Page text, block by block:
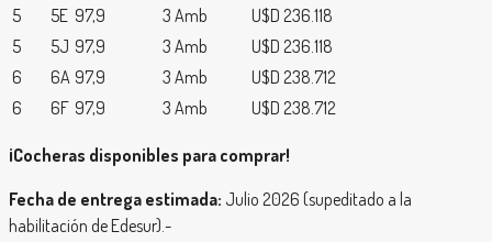
5
5E 97,9 3 Amb
U$D 236.118
5
5J 97,9 3 Amb
U$D 236.118
6
6A 97,9 3 Amb
U$D 238.712
6
6F 97,9 3 Amb U$D 238.712
¡Cocheras disponibles para comprar!
Fecha de entrega estimada: Julio 2026 (supeditado a la
habilitación de Edesur).-